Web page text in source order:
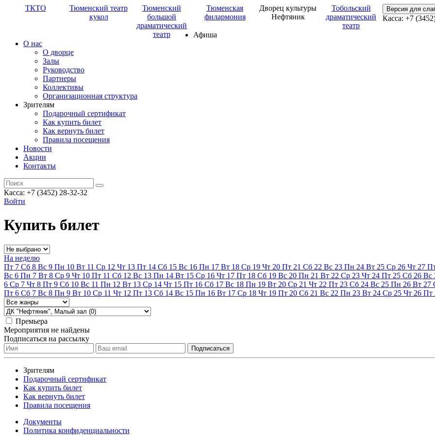
ТКТО
Тюменский театр
кукол
Тюменский
большой
драматический
театр
Тюменская
филармония
Дворец культуры
Нефтяник
Тобольский
драматический
театр
Версия для
Касса: +7
Афиша
О нас
О дворце
Залы
Руководство
Партнеры
Коллективы
Организационная структура
Зрителям
Подарочный сертификат
Как купить билет
Как вернуть билет
Правила посещения
Новости
Акции
Контакты
Касса: +7 (3452) 28-32-32
Войти
Купить билет
На неделю
Пт 7 Сб 8 Вс 9 Пн 10 Вт 11 Ср 12 Чт 13 Пт 14 Сб 15 Вс 16 Пн 17 Вт 18 Ср 19 Чт 20 Пт 21 Сб 22 Вс 23 Пн 24 Вт 25 Ср 26 Чт 27
Вс 6 Пн 7 Вт 8 Ср 9 Чт 10 Пт 11 Сб 12 Вс 13 Пн 14 Вт 15 Ср 16 Чт 17 Пт 18 Сб 19 Вс 20 Пн 21 Вт 22 Ср 23 Чт 24 Пт 25 Сб 26 Вс
6 Ср 7 Чт 8 Пт 9 Сб 10 Вс 11 Пн 12 Вт 13 Ср 14 Чт 15 Пт 16 Сб 17 Вс 18 Пн 19 Вт 20 Ср 21 Чт 22 Пт 23 Сб 24 Вс 25 Пн 26 Вт 27
Пт 6 Сб 7 Вс 8 Пн 9 Вт 10 Ср 11 Чт 12 Пт 13 Сб 14 Вс 15 Пн 16 Вт 17 Ср 18 Чт 19 Пт 20 Сб 21 Вс 22 Пн 23 Вт 24 Ср 25 Чт 26 Пт
Премьера
Мероприятия не найдены
Подписаться на рассылку
Зрителям
Подарочный сертификат
Как купить билет
Как вернуть билет
Правила посещения
Документы
Политика конфиденциальности